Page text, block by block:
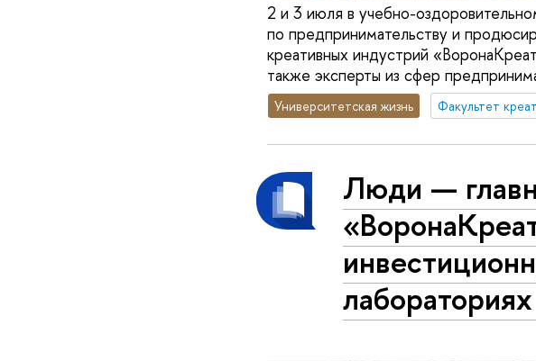
2 и 3 июля в учебно-
по предпринимательству и
креативных индустрий
также эксперты из сфер
Университетская жизнь Факультет
Люди —